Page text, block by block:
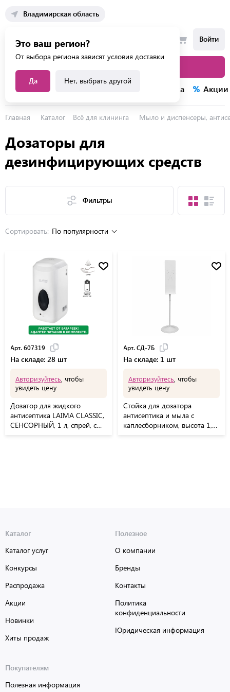
Владимирская область
Это ваш регион?
От выбора региона зависят условия доставки
Да Нет, выбрать другой
Войти
Каталог услуг Распродажа Акции
Главная Каталог Всё для клининга Мыло и диспенсеры,
Дозаторы для
дезинфицирующих средств
Фильтры
Сортировать: По популярности
Арт. 607319
На складе: 28 шт
Авторизуйтесь , чтобы
увидеть цену
Дозатор для жидкого
антисептика LAIMA CLASSIC,
СЕНСОРНЫЙ, 1 л, спрей, с
Арт. СД-7Б
На складе: 1 шт
Авторизуйтесь , чтобы
увидеть цену
Стойка для дозатора
антисептика и мыла с
каплесборником, высота 1,7
Каталог
Каталог услуг
Конкурсы
Распродажа
Акции
Новинки
Хиты продаж
Полезное
О компании
Бренды
Контакты
Политика
конфиденциальности
Юридическая информация
Покупателям
Полезная информация